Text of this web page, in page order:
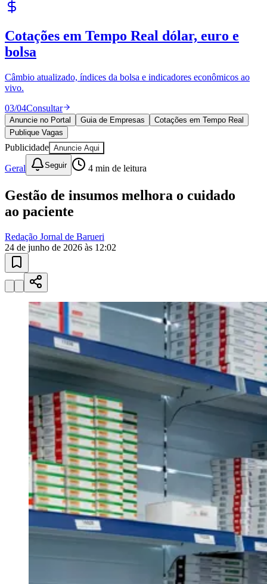
Sport
Publique Vagas encontre talentos
Publique vagas e encontre os melhores profissionais da região.
04/04Publicar
Anuncie no Portal
Publique Vagas
Publicidade Anuncie Aqui
Geral Seguir 4min de leitura
Gestão de insumos melhora o cuidado
Redação Jornal de Barueri
24 de junho de 2026 às 12:02